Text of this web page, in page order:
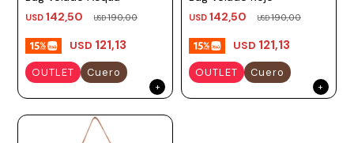
USD 142,50 USD190,00
USD 121,13
OUTLET Cuero
USD 142,50 USD190,00
USD 121,13
OUTLET Cuero
Prune
Mistral
Camelbak